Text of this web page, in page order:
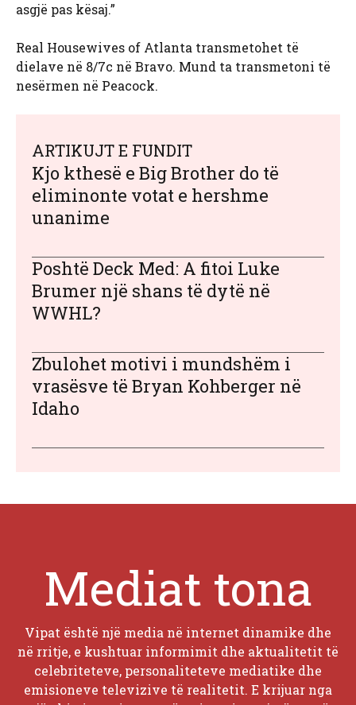
asgjë pas kësaj.”
Real Housewives of Atlanta transmetohet të
dielave në 8/7c në Bravo. Mund ta transmetoni të
nesërmen në Peacock.
ARTIKUJT E FUNDIT
Kjo kthesë e Big Brother do të
eliminonte votat e hershme
unanime
Poshtë Deck Med: A fitoi Luke
Brumer një shans të dytë në
WWHL?
Zbulohet motivi i mundshëm i
vrasësve të Bryan Kohberger në
Idaho
Mediat tona
Vipat është një media në internet dinamike dhe
në rritje, e kushtuar informimit dhe aktualitetit të
celebriteteve, personaliteteve mediatike dhe
emisioneve televizive të realitetit. E krijuar nga